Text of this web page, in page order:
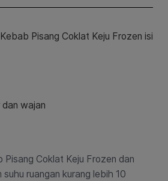
Kebab Pisang Coklat Keju Frozen isi
wajan
Pisang Coklat Keju Frozen dan
suhu ruangan kurang lebih 10